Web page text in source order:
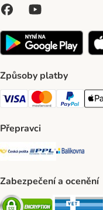
Způsoby platby
Visa Payment Method
MastercardPayPal
Přepravci
Česká pošta
PPL
Zabezpečení a ocenění
Security